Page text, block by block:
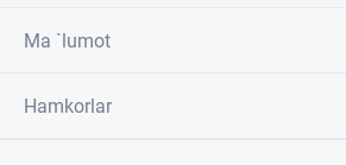
Ma `lumot
Hamkorlar